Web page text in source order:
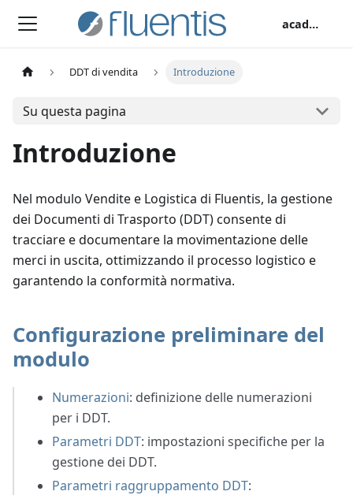
academy
DDT di vendita Introduzione
Su questa pagina
Introduzione
Nel modulo Vendite e Logistica di Fluentis, la gestione
dei Documenti di Trasporto (DDT) consente di
tracciare e documentare la movimentazione delle
merci in uscita, ottimizzando il processo logistico e
garantendo la conformità normativa.
Configurazione preliminare del
modulo
Numerazioni: definizione delle numerazioni
per i DDT.
Parametri DDT: impostazioni specifiche per la
gestione dei DDT.
Parametri raggruppamento DDT: